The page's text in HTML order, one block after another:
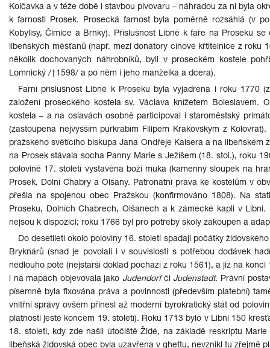
Kolčavka a v téže době i stavbou pivovaru – náhradou za ni byla
k farnosti Prosek. Prosecká farnost byla poměrně rozsáhlá (v
Kobylisy, Čimice a Brnky). Příslušnost Libně k faře na Proseku
libeňských měšťanů (např. mezi donátory cínové křtitelnice z roku
několik dochovaných náhrobníků, byli v proseckém kostele
Lomnický /†1598/ a po něm i jeho manželka a dcera).
Farní příslušnost Libně k Proseku byla vyjádřena i roku 1770
založení proseckého kostela sv. Václava knížetem Boleslavem.
kostela – a na oslavách osobně participoval i staroměstský
(zastoupena nejvyšším purkrabím Filipem Krakovským z
pražského světícího biskupa Jana Ondřeje Kaisera a na
na Prosek stávala socha Panny Marie s Ježíšem (18. stol.), roku
polovině 17. století vystavěna boží muka (kamenný sloupek na
Prosek, Dolní Chabry a Olšany. Patronátní práva ke kostelům v
přešla na spojenou obec Pražskou (konfirmováno 1808). Na
Proseku, Dolních Chabrech, Olšanech a k zámecké kapli v
nejsou k dispozici; roku 1766 byl pro potřeby školy zakoupen a
Do desetiletí okolo poloviny 16. století spadají počátky
Bryknárů (snad je povolali i v souvislosti s potřebou dodávek
nedlouho poté (nejstarší doklad pochází z roku 1561), a již na
i na mapách objevovala jako Judendorfči Judenstadt. Právní
písemně byla fixována práva a povinnosti (především platební)
vnitřní správy ovšem přinesl až moderní byrokratický stát od
platnosti ještě koncem 19. století). Roku 1713 bylo v Libni 150
18. století, kdy zde našli útočiště Židé, na základě reskriptu
libeňská židovská obec byla uzavřena v ghettu, nevznikl tu zřejmě